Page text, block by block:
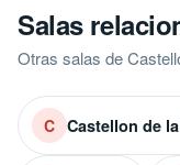
Salas
Otras salas de
C Castellon de